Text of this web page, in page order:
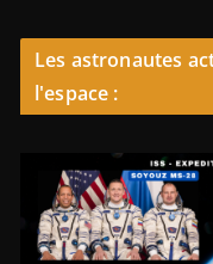
Les astronautes
l'espace :